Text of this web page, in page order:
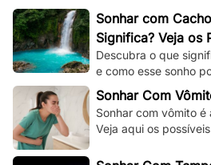
Sonhar com
Significa? Veja os
Descubra o que
e como esse sonho
Explore os
psicológicos!
Sonhar Com
Sonhar com vômito
Veja aqui os